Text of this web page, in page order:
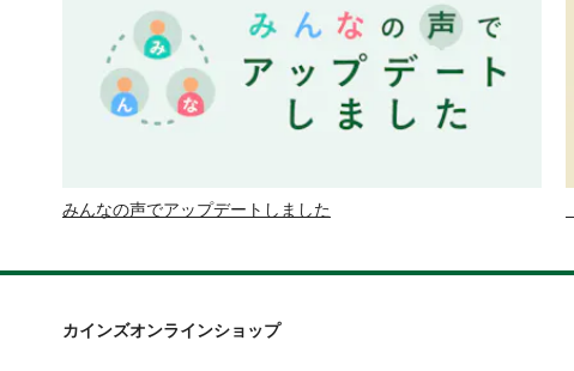
みんなの声でアップデートしました
カインズオンラインショップ